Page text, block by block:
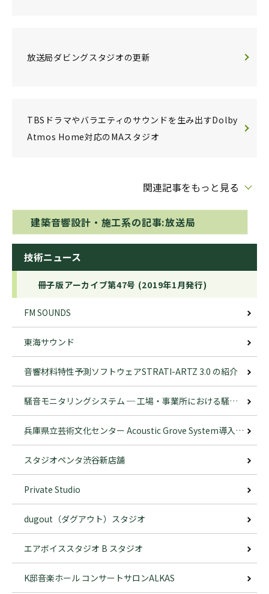
放送局ダビングスタジオの更新
TBSドラマやバラエティのサウンドを生み出すDolby
Atmos Home対応のMAスタジオ
関連記事をもっと見る
建築音響設計・施工系の記事:放送局
技術ニュース
冊子版アーカイブ第47号 (2019年1月発行)
FM SOUNDS
東海サウンド
音響材料特性予測ソフトウェアSTRATI-ARTZ 3.0 の紹介
騒音モニタリングシステム ─ 工場・事業所における騒音監視支援のご提案 ─
兵庫県立芸術文化センター Acoustic Grove System導入事例 ─ オーケストラピット内におけるANKHの使用 ─
スタジオペンタ渋谷新店舗
Private Studio
dugout（ダグアウト）スタジオ
エアボイススタジオ B スタジオ
K邸音楽ホール コンサートサロンALKAS